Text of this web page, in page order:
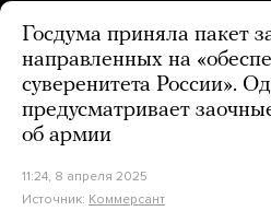
Госдума приняла пакет
направленных на
суверенитета России».
предусматривает
об армии
11:24, 8 апреля 2025
Источник: Коммерсант